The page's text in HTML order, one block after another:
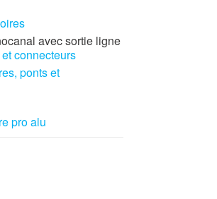
connecteurs
ponts et
pro alu
avec sortie ligne